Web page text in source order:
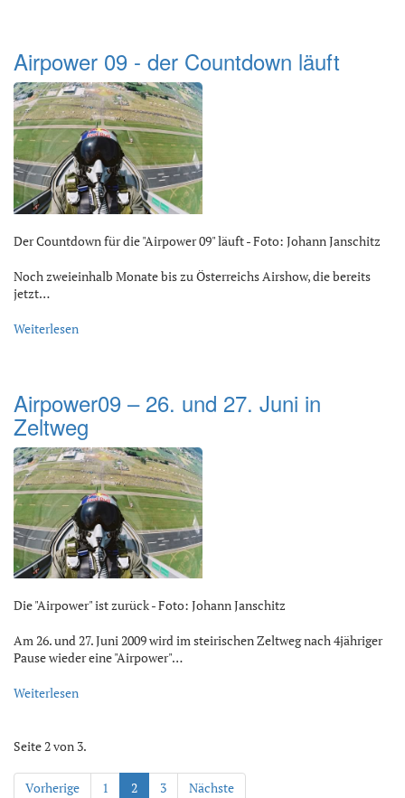
Airpower 09 - der Countdown läuft
Der Countdown für die "Airpower 09" läuft - Foto: Johann Janschitz
Noch zweieinhalb Monate bis zu Österreichs Airshow, die bereits
jetzt…
Weiterlesen
Airpower09 – 26. und 27. Juni in
Zeltweg
Die "Airpower" ist zurück - Foto: Johann Janschitz
Am 26. und 27. Juni 2009 wird im steirischen Zeltweg nach 4jähriger
Pause wieder eine "Airpower"…
Weiterlesen
Seite 2 von 3.
Vorherige 1 2 3 Nächste